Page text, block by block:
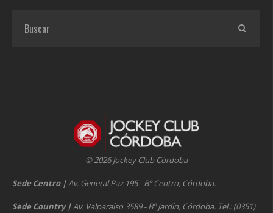
© 2026 Jockey Club Córdoba
Sede Centro |Av. General Paz 195 - Bº Centro, Córdoba.
Sede Country |Av. Valparaíso 3589 - Bº Jardín, Córdoba. Tel.: (0351)